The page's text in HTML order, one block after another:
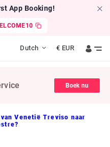
App Booking!
Dutch € EUR
Boek nu
Venetië Treviso naar